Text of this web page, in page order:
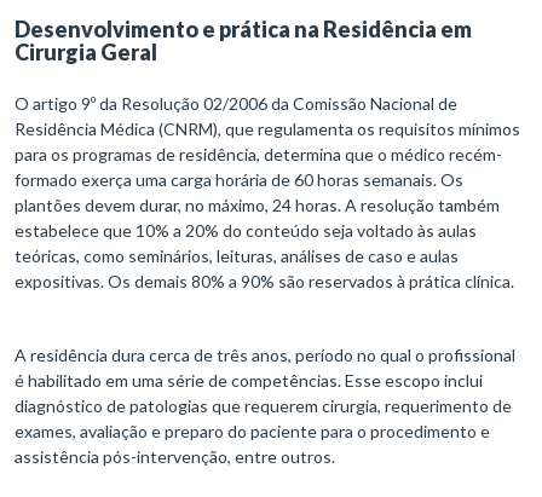
Desenvolvimento e prática na Residência em
Cirurgia Geral
O artigo 9º da Resolução 02/2006 da Comissão Nacional de
Residência Médica (CNRM), que regulamenta os requisitos mínimos
para os programas de residência, determina que o médico recém-
formado exerça uma carga horária de 60 horas semanais. Os
plantões devem durar, no máximo, 24 horas. A resolução também
estabelece que 10% a 20% do conteúdo seja voltado às aulas
teóricas, como seminários, leituras, análises de caso e aulas
expositivas. Os demais 80% a 90% são reservados à prática clínica.
A residência dura cerca de três anos, período no qual o profissional
é habilitado em uma série de competências. Esse escopo inclui
diagnóstico de patologias que requerem cirurgia, requerimento de
exames, avaliação e preparo do paciente para o procedimento e
assistência pós-intervenção, entre outros.